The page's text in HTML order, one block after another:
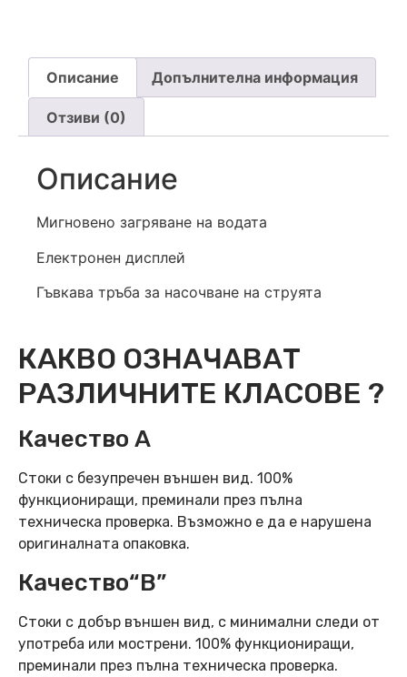
Описание Допълнителна информация
Отзиви (0)
Описание
Мигновено загряване на водата
Електронен дисплей
Гъвкава тръба за насочване на струята
КАКВО ОЗНАЧАВАТ
РАЗЛИЧНИТЕ КЛАСОВЕ ?
Качество А
Стоки с безупречен външен вид. 100%
функциониращи, преминали през пълна
техническа проверка. Възможно е да е нарушена
оригиналната опаковка.
Качество“B”
Стоки с добър външен вид, с минимални следи от
употреба или мострени. 100% функциониращи,
преминали през пълна техническа проверка.